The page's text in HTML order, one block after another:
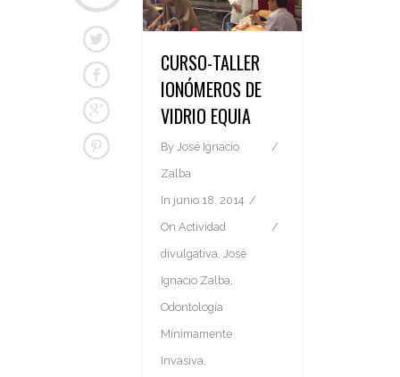
CURSO-TALLER
IONÓMEROS DE
VIDRIO EQUIA
By José Ignacio
Zalba
In junio 18, 2014
On Actividad
divulgativa, José
Ignacio Zalba,
Odontología
Mínimamente
Invasiva,